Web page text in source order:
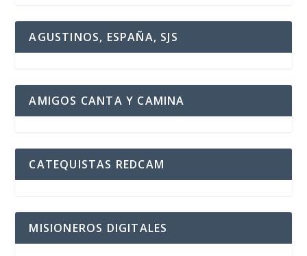
AGUSTINOS, ESPAÑA, SJS
AMIGOS CANTA Y CAMINA
CATEQUISTAS REDCAM
MISIONEROS DIGITALES